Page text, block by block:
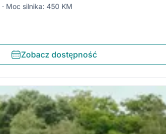
Moc silnika: 450 KM
Zobacz dostępność